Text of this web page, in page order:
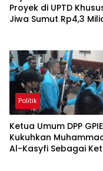
Proyek di UPTD
Jiwa Sumut Rp4,3
Wamen
Politik
Ketua Umum DPP GPIE
Kukuhkan
Al-Kasyfi Sebagai